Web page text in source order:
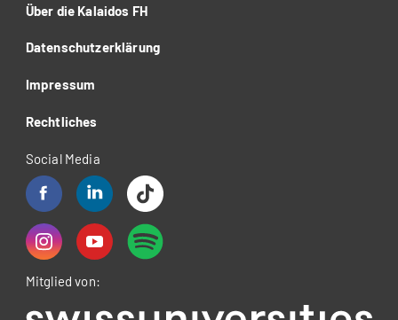
Über die Kalaidos FH
Datenschutzerklärung
Impressum
Rechtliches
Social Media
Mitglied von: